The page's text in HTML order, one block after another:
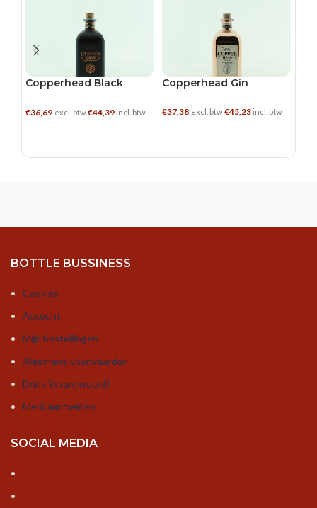
Copperhead Black
€36,69 excl. btw€44,39 incl. btw
Copperhead Gin
€37,38 excl. btw€45,23 incl. btw
BOTTLE BUSSINESS
Cookies
Account
Mijn bestellingen
Algemene voorwaarden
Drink Verantwoord!
Merk aanmelden
SOCIAL MEDIA